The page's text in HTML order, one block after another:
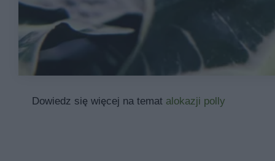
Dowiedz się więcej na temat alokazji polly